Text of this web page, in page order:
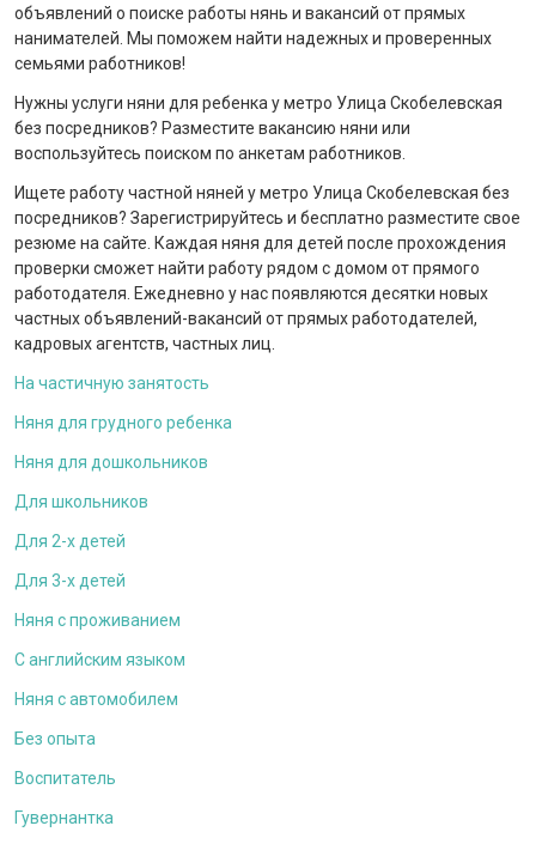
объявлений о поиске работы нянь и вакансий от прямых
нанимателей. Мы поможем найти надежных и проверенных
семьями работников!
Нужны услуги няни для ребенка у метро Улица Скобелевская
без посредников? Разместите вакансию няни или
воспользуйтесь поиском по анкетам работников.
Ищете работу частной няней у метро Улица Скобелевская без
посредников? Зарегистрируйтесь и бесплатно разместите свое
резюме на сайте. Каждая няня для детей после прохождения
проверки сможет найти работу рядом с домом от прямого
работодателя. Ежедневно у нас появляются десятки новых
частных объявлений-вакансий от прямых работодателей,
кадровых агентств, частных лиц.
На частичную занятость
Няня для грудного ребенка
Няня для дошкольников
Для школьников
Для 2-х детей
Для 3-х детей
Няня с проживанием
С английским языком
Няня с автомобилем
Без опыта
Воспитатель
Гувернантка